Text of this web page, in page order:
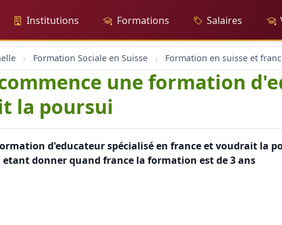
Institutions Formations Salaires
Formation Sociale en Suisse
une formation
la poursui
d'educateur spécialisé en france et voudrait la
etant donner quand france la formation est de 3 ans